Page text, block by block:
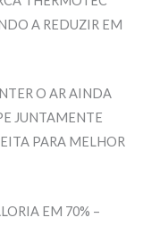
A REDUZIR EM
O AR AINDA
JUNTAMENTE
PARA MELHOR
EM 70% –